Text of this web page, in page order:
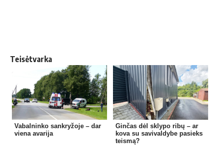
Teisėtvarka
Vabalninko sankryžoje – dar
viena avarija
Ginčas dėl sklypo ribų – ar
kova su savivaldybe pasieks
teismą?